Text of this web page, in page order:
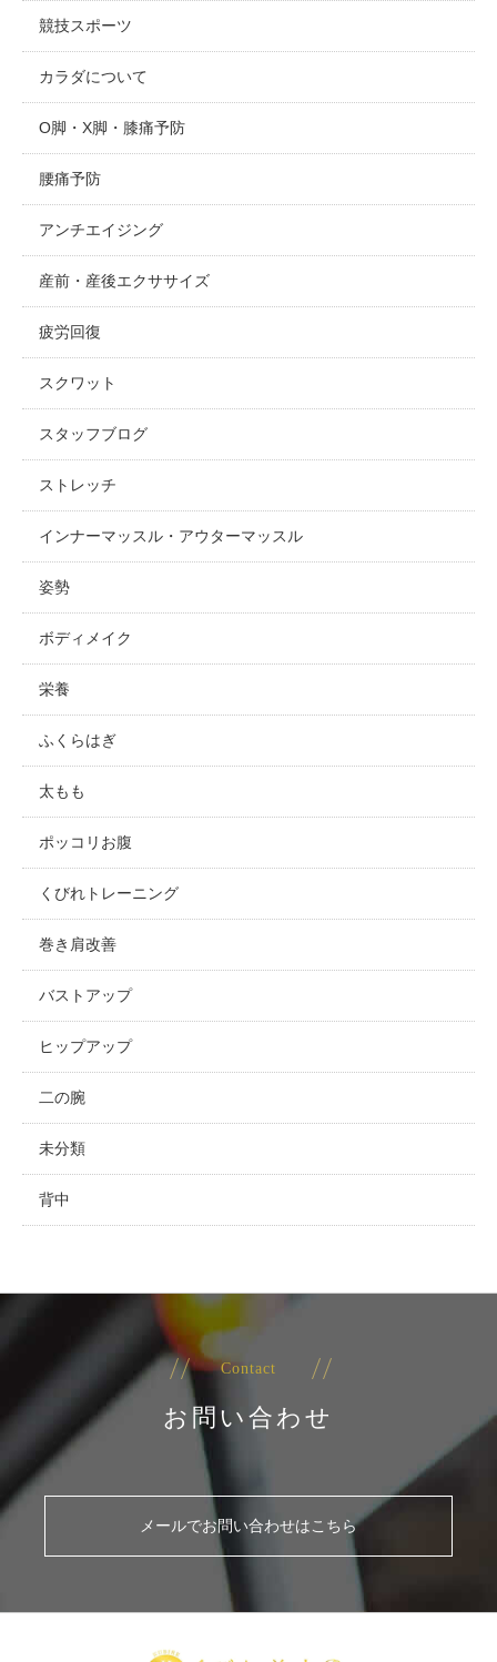
競技スポーツ
カラダについて
O脚・X脚・膝痛予防
腰痛予防
アンチエイジング
産前・産後エクササイズ
疲労回復
スクワット
スタッフブログ
ストレッチ
インナーマッスル・アウターマッスル
姿勢
ボディメイク
栄養
ふくらはぎ
太もも
ポッコリお腹
くびれトレーニング
巻き肩改善
バストアップ
ヒップアップ
二の腕
未分類
背中
Contact
お問い合わせ
メールでお問い合わせはこちら